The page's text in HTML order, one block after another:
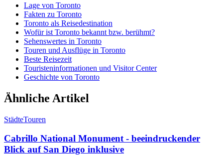
Lage von Toronto
Fakten zu Toronto
Toronto als Reisedestination
Wofür ist Toronto bekannt bzw. berühmt?
Sehenswertes in Toronto
Touren und Ausflüge in Toronto
Beste Reisezeit
Touristeninformationen und Visitor Center
Geschichte von Toronto
Ähnliche Artikel
StädteTouren
Cabrillo National Monument - beeindruckender
Blick auf San Diego inklusive